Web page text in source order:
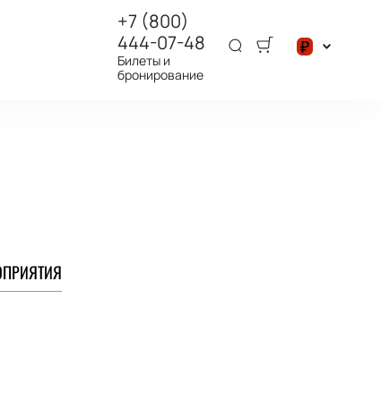
+7 (800)
444-07-48
Билеты и
бронирование
₽